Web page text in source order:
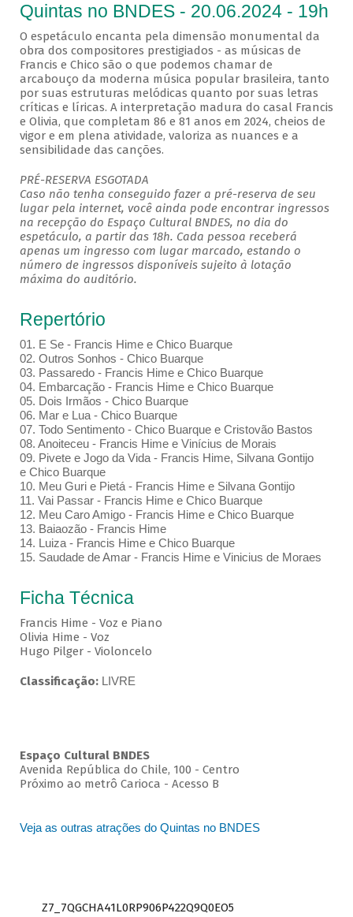
Quintas no BNDES - 20.06.2024 - 19h
O espetáculo encanta pela dimensão monumental da
obra dos compositores prestigiados - as músicas de
Francis e Chico são o que podemos chamar de
arcabouço da moderna música popular brasileira, tanto
por suas estruturas melódicas quanto por suas letras
críticas e líricas. A interpretação madura do casal Francis
e Olivia, que completam 86 e 81 anos em 2024, cheios de
vigor e em plena atividade, valoriza as nuances e a
sensibilidade das canções.
PRÉ-RESERVA ESGOTADA
Caso não tenha conseguido fazer a pré-reserva de seu
lugar pela internet, você ainda pode encontrar ingressos
na recepção do Espaço Cultural BNDES, no dia do
espetáculo, a partir das 18h. Cada pessoa receberá
apenas um ingresso com lugar marcado, estando o
número de ingressos disponíveis sujeito à lotação
máxima do auditório.
Repertório
01. E Se - Francis Hime e Chico Buarque
02. Outros Sonhos - Chico Buarque
03. Passaredo - Francis Hime e Chico Buarque
04. Embarcação - Francis Hime e Chico Buarque
05. Dois Irmãos - Chico Buarque
06. Mar e Lua - Chico Buarque
07. Todo Sentimento - Chico Buarque e Cristovão Bastos
08. Anoiteceu - Francis Hime e Vinícius de Morais
09. Pivete e Jogo da Vida - Francis Hime, Silvana Gontijo
e Chico Buarque
10. Meu Guri e Pietá - Francis Hime e Silvana Gontijo
11. Vai Passar - Francis Hime e Chico Buarque
12. Meu Caro Amigo - Francis Hime e Chico Buarque
13. Baiaozão - Francis Hime
14. Luiza - Francis Hime e Chico Buarque
15. Saudade de Amar - Francis Hime e Vinicius de Moraes
Ficha Técnica
Francis Hime - Voz e Piano
Olivia Hime - Voz
Hugo Pilger - Violoncelo
Classificação: LIVRE
Espaço Cultural BNDES
Avenida República do Chile, 100 - Centro
Próximo ao metrô Carioca - Acesso B
Veja as outras atrações do Quintas no BNDES
Z7_7QGCHA41L0RP906P422Q9Q0EO5